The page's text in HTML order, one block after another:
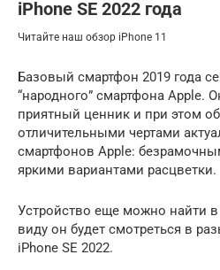
iPhone SE 2022 года
Читайте наш обзор iPhone 11
Базовый смартфон 2019 года
“народного” смартфона Apple.
приятный ценник и при этом
отличительными чертами
смартфонов Apple:
яркими вариантами расцветки.
Устройство еще можно найти
виду он будет смотреться в
iPhone SE 2022.